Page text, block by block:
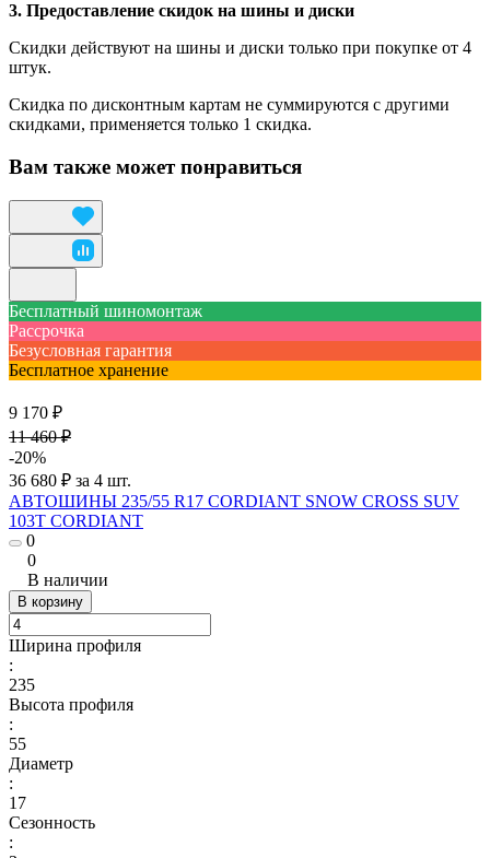
3. Предоставление скидок на шины и диски
Скидки действуют на шины и диски только при покупке от 4
штук.
Скидка по дисконтным картам не суммируются с другими
скидками, применяется только 1 скидка.
Вам также может понравиться
Бесплатный шиномонтаж
Рассрочка
Безусловная гарантия
Бесплатное хранение
9 170 ₽
11 460 ₽
-20%
36 680 ₽ за 4 шт.
АВТОШИНЫ 235/55 R17 CORDIANT SNOW CROSS SUV
103T CORDIANT
0
0
В наличии
В корзину
Ширина профиля
:
235
Высота профиля
:
55
Диаметр
:
17
Сезонность
: